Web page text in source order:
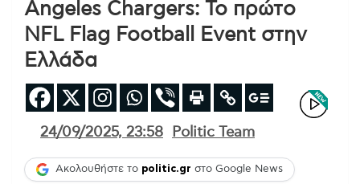
Angeles Chargers: Το πρώτο
NFL Flag Football Event στην
Ελλάδα
24/09/2025, 23:58 Politic Team
Ακολουθήστε το politic.gr στο Google News